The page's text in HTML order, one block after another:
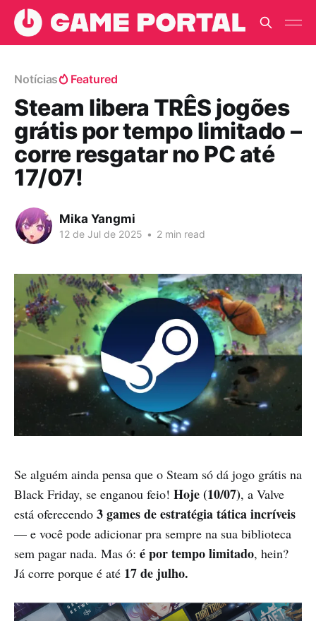
Notícias Featured
Steam libera TRÊS jogões
grátis por tempo limitado –
corre resgatar no PC até
17/07!
Mika Yangmi
12 de Jul de 2025 • 2 min read
Se alguém ainda pensa que o Steam só dá jogo grátis na
Black Friday, se enganou feio! Hoje (10/07), a Valve
está oferecendo 3 games de estratégia tática incríveis
— e você pode adicionar pra sempre na sua biblioteca
sem pagar nada. Mas ó: é por tempo limitado, hein?
Já corre porque é até 17 de julho.